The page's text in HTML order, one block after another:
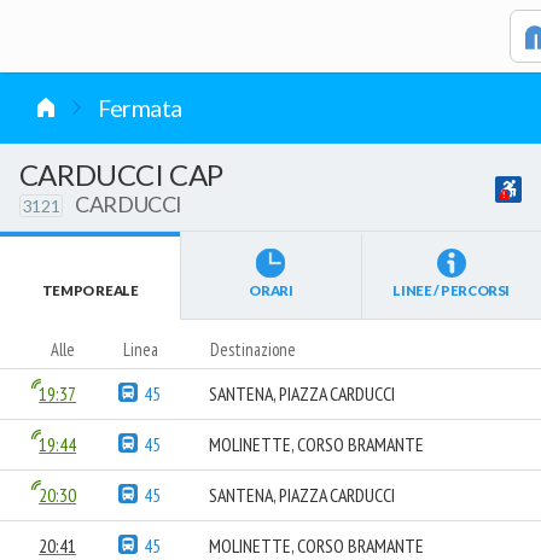
Fermata
CARDUCCI CAP
3121 CARDUCCI
TEMPO REALE ORARI LINEE / PERCORSI
Alle Linea Destinazione
19:37 45 SANTENA, PIAZZA CARDUCCI
19:44 45 MOLINETTE, CORSO BRAMANTE
20:30 45 SANTENA, PIAZZA CARDUCCI
20:41 45 MOLINETTE, CORSO BRAMANTE